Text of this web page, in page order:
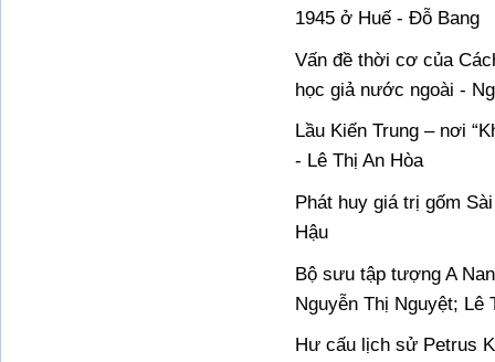
1945 ở Huế - Đỗ Bang
Vấn đề thời cơ của
học giả nước ngoài -
Lầu Kiến Trung – nơi
- Lê Thị An Hòa
Phát huy giá trị gốm
Hậu
Bộ sưu tập tượng A
Nguyễn Thị Nguyệt; Lê
Hư cấu lịch sử Petrus